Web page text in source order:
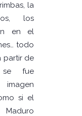
la
los
en el
todo
partir de
se fue
si el
Maduro